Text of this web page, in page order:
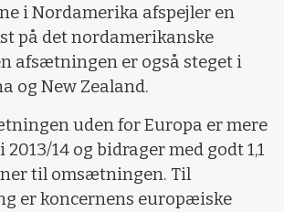
i Nordamerika afspejler en
på det nordamerikanske
afsætningen er også steget i
og New Zealand.
uden for Europa er mere
14 og bidrager med godt 1,1
til omsætningen. Til
er koncernens europæiske